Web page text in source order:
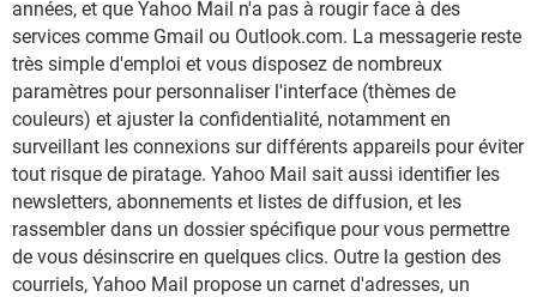
années, et que Yahoo Mail n'a pas à rougir face à des
services comme Gmail ou Outlook.com. La messagerie reste
très simple d'emploi et vous disposez de nombreux
paramètres pour personnaliser l'interface (thèmes de
couleurs) et ajuster la confidentialité, notamment en
surveillant les connexions sur différents appareils pour éviter
tout risque de piratage. Yahoo Mail sait aussi identifier les
newsletters, abonnements et listes de diffusion, et les
rassembler dans un dossier spécifique pour vous permettre
de vous désinscrire en quelques clics. Outre la gestion des
courriels, Yahoo Mail propose un carnet d'adresses, un